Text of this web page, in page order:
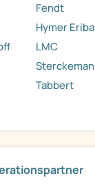
Fendt
Hymer Eriba
LMC
Sterckeman
Tabbert